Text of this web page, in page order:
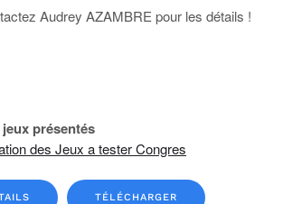
Audrey AZAMBRE pour les détails !
présentés
des Jeux a tester Congres
TÉLÉCHARGER